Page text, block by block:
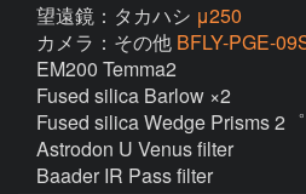
望遠鏡：タカハシ μ250
カメラ：その他 BFLY-PGE-
EM200 Temma2
Fused silica Barlow ×2
Fused silica Wedge Prisms 2゜
Astrodon U Venus filter
Baader IR Pass filter